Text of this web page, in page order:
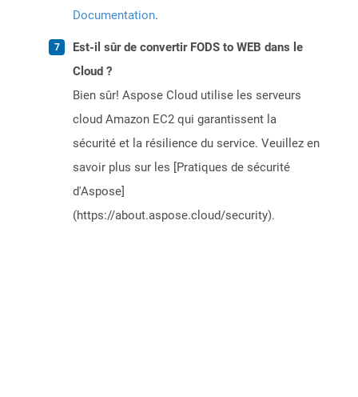
Documentation.
Est-il sûr de convertir FODS to WEB dans le
Cloud ?
Bien sûr! Aspose Cloud utilise les serveurs
cloud Amazon EC2 qui garantissent la
sécurité et la résilience du service. Veuillez en
savoir plus sur les [Pratiques de sécurité
d'Aspose]
(https://about.aspose.cloud/security).